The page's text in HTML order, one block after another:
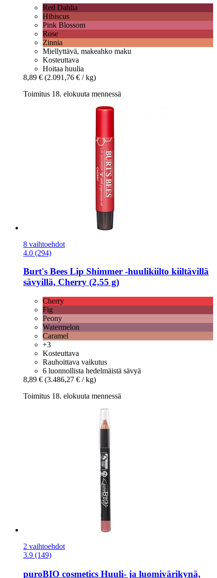
Red Dahlia
Hibiscus
Pink Blossom
Rose
Zinnia
Miellyttävä, makeahko maku
Kosteuttava
Hoitaa huulia
8,89 € (2.091,76 € / kg)
Toimitus 18. elokuuta mennessä
8 vaihtoehdot
4.0 (294)
Burt's Bees Lip Shimmer -​huulikiilto kiiltävillä
sävyillä, Cherry (2,55 g)
Cherry
Fig
Peony
Watermelon
Caramel
+3
Kosteuttava
Rauhoittava vaikutus
6 luonnollista hedelmäistä sävyä
8,89 € (3.486,27 € / kg)
Toimitus 18. elokuuta mennessä
2 vaihtoehdot
3.9 (149)
puroBIO cosmetics Huuli-​ ja luomivärikynä,